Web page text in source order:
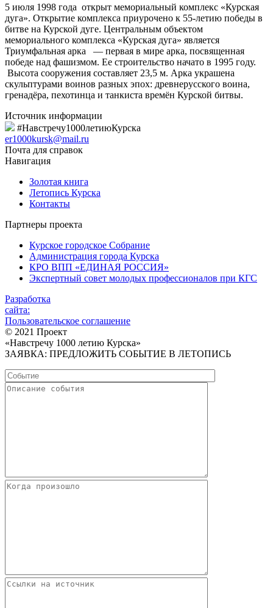
5 июля 1998 года открыт мемориальный комплекс «Курская
дуга». Открытие комплекса приурочено к 55-летию победы в
битве на Курской дуге. Центральным объектом
мемориального комплекса «Курская дуга» является
Триумфальная арка — первая в мире арка, посвященная
победе над фашизмом. Ее строительство начато в 1995 году.
Высота сооружения составляет 23,5 м. Арка украшена
скульптурами воинов разных эпох: древнерусского воина,
гренадёра, пехотинца и танкиста времён Курской битвы.
Источник информации
#Навстречу1000летиюКурска
er1000kursk@mail.ru
Почта для справок
Навигация
Золотая книга
Летопись Курска
Контакты
Партнеры проекта
Курское городское Собрание
Администрация города Курска
КРО ВПП «ЕДИНАЯ РОССИЯ»
Экспертный совет молодых профессионалов при КГС
Разработка
сайта:
Пользовательское соглашение
© 2021 Проект
«Навстречу 1000 летию Курска»
ЗАЯВКА: ПРЕДЛОЖИТЬ СОБЫТИЕ В ЛЕТОПИСЬ